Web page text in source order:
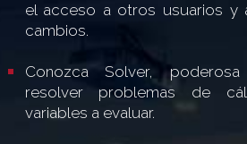
el acceso a otros usuarios y
cambios.
Conozca Solver,
resolver problemas de
variables a evaluar.